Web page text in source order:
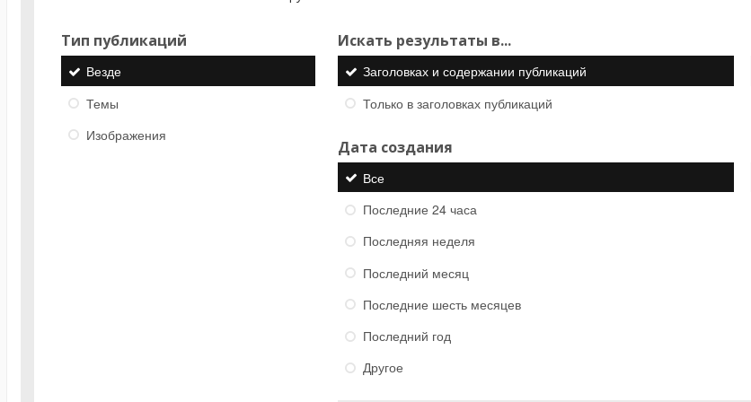
Тип публикаций
Везде
Темы
Изображения
Искать результаты в...
Заголовках и содержании публикаций
Только в заголовках публикаций
Дата создания
Все
Последние 24 часа
Последняя неделя
Последний месяц
Последние шесть месяцев
Последний год
Другое